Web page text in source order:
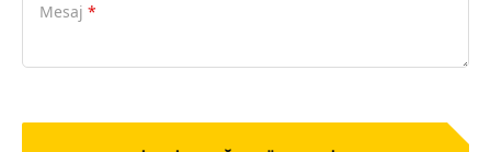
Mesaj *